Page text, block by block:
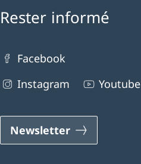
Rester informé
Facebook
Instagram
Youtube
Newsletter